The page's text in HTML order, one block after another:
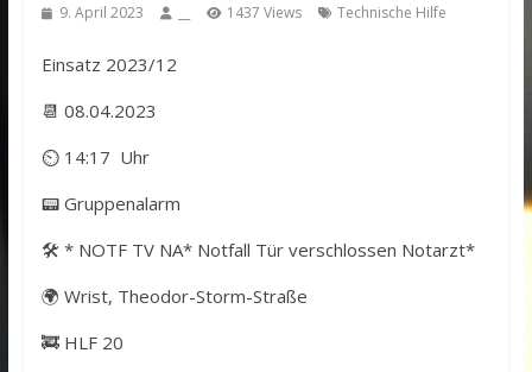
9. April 2023 1437 Views Technische Hilfe
Einsatz 2023/12
📆 08.04.2023
⏲ 14:17 Uhr
📟 Gruppenalarm
🛠️ * NOTF TV NA* Notfall Tür verschlossen Notarzt*
🌍 Wrist, Theodor-Storm-Straße
🚒 HLF 20